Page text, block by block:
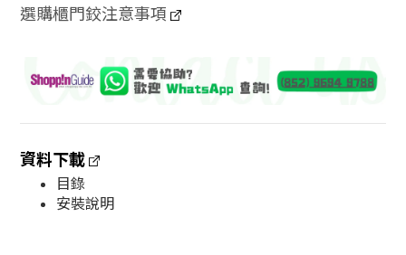
選購櫃門鉸注意事項
資料下載
目錄
安裝說明